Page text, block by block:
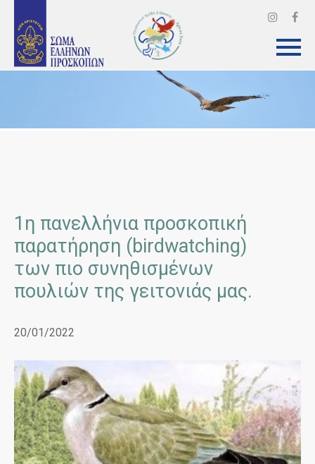
1η πανελλήνια προσκοπική
παρατήρηση (birdwatching)
των πιο συνηθισμένων
πουλιών της γειτονιάς μας.
20/01/2022